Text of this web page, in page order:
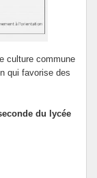
culture commune
qui favorise des
du lycée